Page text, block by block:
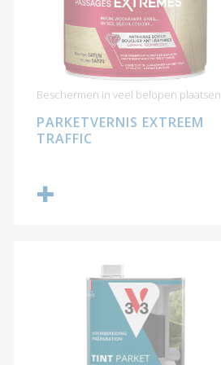
Beschermen in veel belopen plaatsen
PARKETVERNIS EXTREEM
TRAFFIC